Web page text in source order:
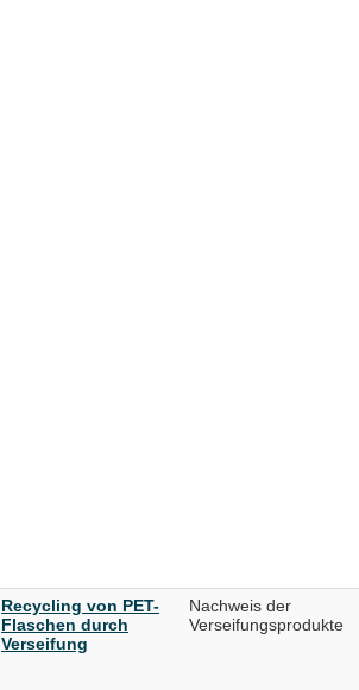
Recycling von PET-
Flaschen durch
Verseifung
Nachweis der
Verseifungsprodukte